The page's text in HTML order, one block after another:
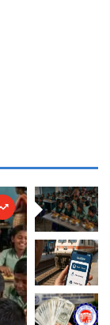
राष्ट्रीय